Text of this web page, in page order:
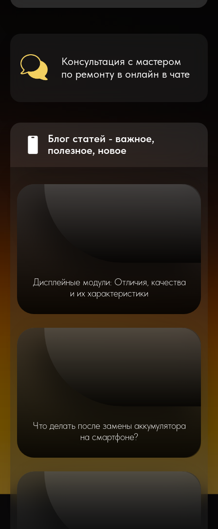
Разблокировка iPhone
Что делать после замены аккумулятора
на смартфоне?